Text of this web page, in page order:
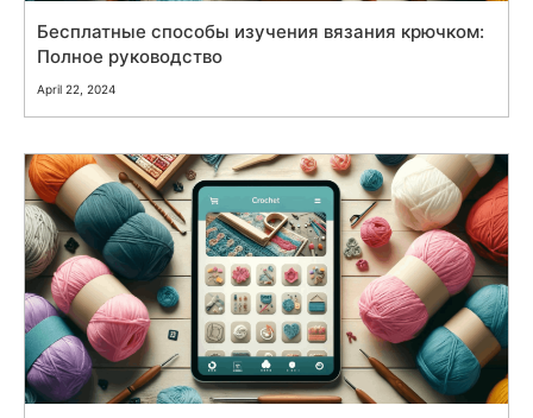
Бесплатные способы изучения вязания крючком:
Полное руководство
April 22, 2024